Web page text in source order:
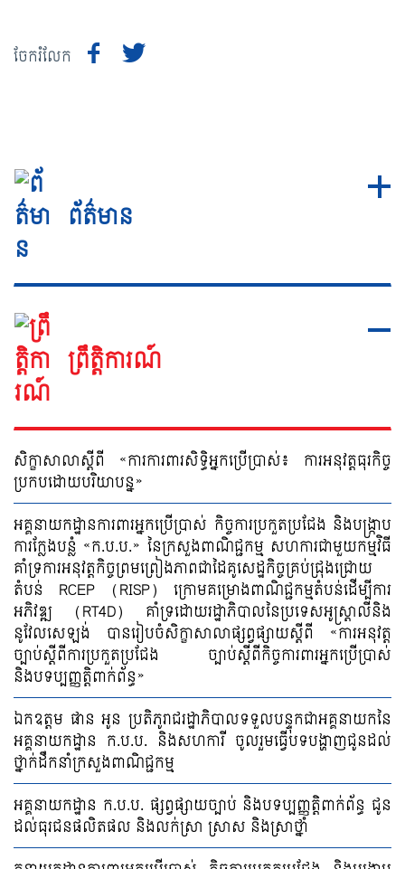
ចែករំលែក
ព័ត៌មាន
ព្រឹត្តិការណ៍
សិក្ខាសាលាស្តីពី «ការការពារសិទ្ធិអ្នកប្រើប្រាស់៖ ការអនុវត្តធុរកិច្ច
ប្រកបដោយបរិយាបន្ន»
អគ្គនាយកដ្ឋានការពារអ្នកប្រើប្រាស់ កិច្ចការប្រកួតប្រជែង និងបង្ក្រាប
ការក្លែងបន្លំ «ក.ប.ប.» នៃក្រសួងពាណិជ្ជកម្ម សហការជាមួយកម្មវិធី
គាំទ្រការអនុវត្តកិច្ចព្រមព្រៀងភាពជាដៃគូសេដ្ឋកិច្ចគ្រប់ជ្រុងជ្រោយ
តំបន់ RCEP (RISP) ក្រោមគម្រោងពាណិជ្ជកម្មតំបន់ដើម្បីការ
អភិវឌ្ឍ (RT4D) គាំទ្រដោយរដ្ឋាភិបាលនៃប្រទេសអូស្ត្រាលីនិង
នូវែលសេឡង់ បានរៀបចំសិក្ខាសាលាផ្សព្វផ្សាយស្តីពី «ការអនុវត្ត
ច្បាប់ស្តីពីការប្រកួតប្រជែង ច្បាប់ស្តីពីកិច្ចការពារអ្នកប្រើប្រាស់
និងបទប្បញ្ញត្តិពាក់ព័ន្ធ»
ឯកឧត្តម ផាន អូន ប្រតិភូរាជរដ្ឋាភិបាលទទួលបន្ទុកជាអគ្គនាយកនៃ
អគ្គនាយកដ្ឋាន ក.ប.ប. និងសហការី ចូលរួមធ្វើបទបង្ហាញជូនដល់
ថ្នាក់ដឹកនាំក្រសួងពាណិជ្ជកម្ម
អគ្គនាយកដ្ឋាន ក.ប.ប. ផ្សព្វផ្សាយច្បាប់ និងបទប្បញ្ញត្តិពាក់ព័ន្ធ ជូន
ដល់ធុរជនផលិតផល និងលក់ស្រា ស្រាស និងស្រាថ្នាំ